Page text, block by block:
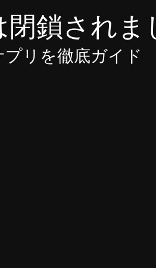
鎖されま
プリを徹底ガイド